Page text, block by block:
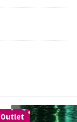
Outlet